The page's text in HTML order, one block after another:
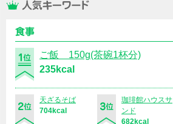
ご飯 150g(茶碗1杯分)
235kcal
天ざるそば
704kcal
珈琲館ハウスサ
ンド
682kcal